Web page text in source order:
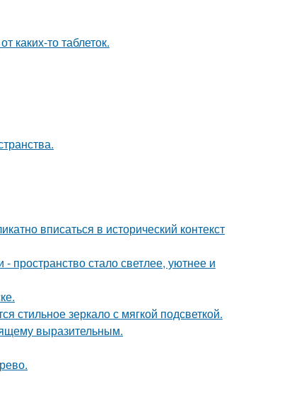
каких-то таблеток.
вписаться в исторический контекст
стало светлее, уютнее и
стильное зеркало с мягкой подсветкой.
выразительным.